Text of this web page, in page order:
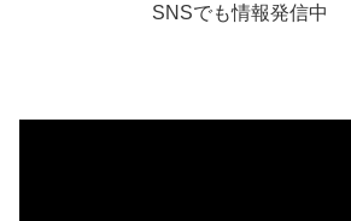
SNSでも情報発信中